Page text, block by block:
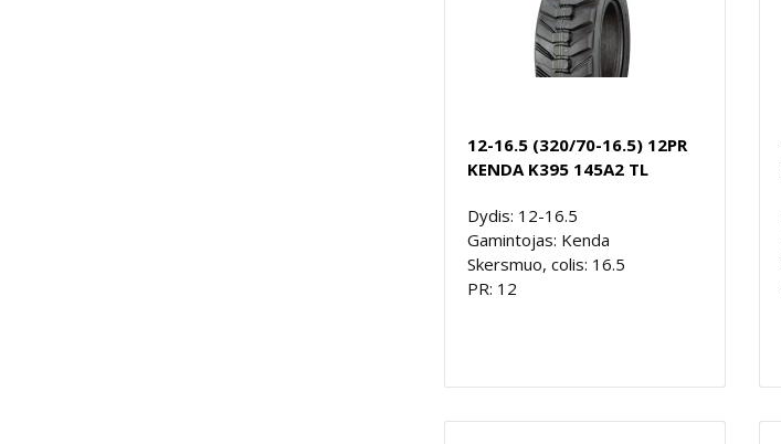
12-16.5 (320/70-16.5) 12PR
KENDA K395 145A2 TL
Dydis: 12-16.5
Gamintojas: Kenda
Skersmuo, colis: 16.5
PR: 12